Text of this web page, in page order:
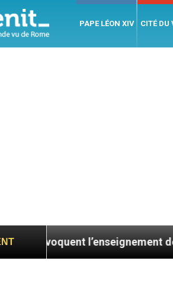
PAPE LÉON XIV CITÉ DU
l’enseignement de Léon XIV